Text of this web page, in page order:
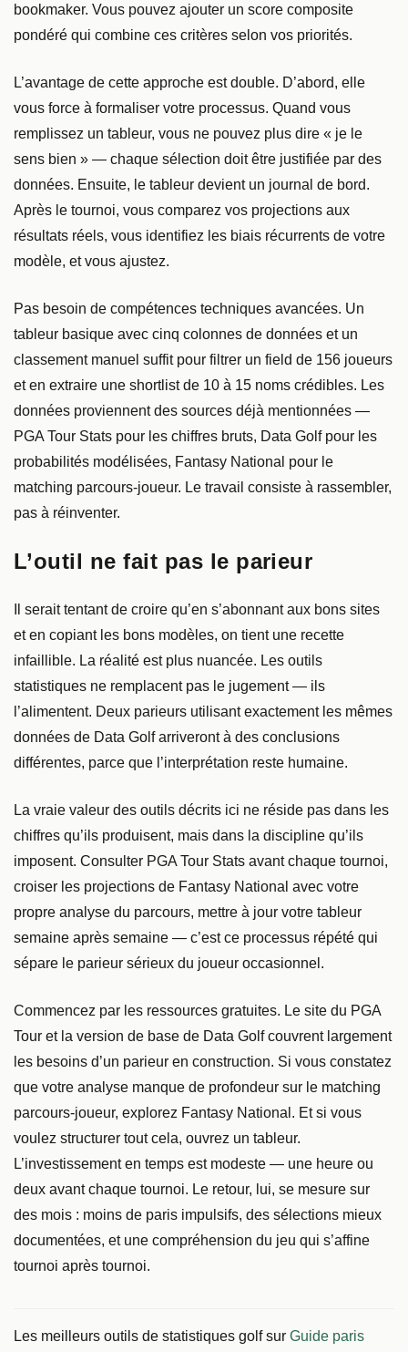
bookmaker. Vous pouvez ajouter un score composite
pondéré qui combine ces critères selon vos priorités.
L’avantage de cette approche est double. D’abord, elle
vous force à formaliser votre processus. Quand vous
remplissez un tableur, vous ne pouvez plus dire « je le
sens bien » — chaque sélection doit être justifiée par des
données. Ensuite, le tableur devient un journal de bord.
Après le tournoi, vous comparez vos projections aux
résultats réels, vous identifiez les biais récurrents de votre
modèle, et vous ajustez.
Pas besoin de compétences techniques avancées. Un
tableur basique avec cinq colonnes de données et un
classement manuel suffit pour filtrer un field de 156 joueurs
et en extraire une shortlist de 10 à 15 noms crédibles. Les
données proviennent des sources déjà mentionnées —
PGA Tour Stats pour les chiffres bruts, Data Golf pour les
probabilités modélisées, Fantasy National pour le
matching parcours-joueur. Le travail consiste à rassembler,
pas à réinventer.
L’outil ne fait pas le parieur
Il serait tentant de croire qu’en s’abonnant aux bons sites
et en copiant les bons modèles, on tient une recette
infaillible. La réalité est plus nuancée. Les outils
statistiques ne remplacent pas le jugement — ils
l’alimentent. Deux parieurs utilisant exactement les mêmes
données de Data Golf arriveront à des conclusions
différentes, parce que l’interprétation reste humaine.
La vraie valeur des outils décrits ici ne réside pas dans les
chiffres qu’ils produisent, mais dans la discipline qu’ils
imposent. Consulter PGA Tour Stats avant chaque tournoi,
croiser les projections de Fantasy National avec votre
propre analyse du parcours, mettre à jour votre tableur
semaine après semaine — c’est ce processus répété qui
sépare le parieur sérieux du joueur occasionnel.
Commencez par les ressources gratuites. Le site du PGA
Tour et la version de base de Data Golf couvrent largement
les besoins d’un parieur en construction. Si vous constatez
que votre analyse manque de profondeur sur le matching
parcours-joueur, explorez Fantasy National. Et si vous
voulez structurer tout cela, ouvrez un tableur.
L’investissement en temps est modeste — une heure ou
deux avant chaque tournoi. Le retour, lui, se mesure sur
des mois : moins de paris impulsifs, des sélections mieux
documentées, et une compréhension du jeu qui s’affine
tournoi après tournoi.
Les meilleurs outils de statistiques golf sur Guide paris